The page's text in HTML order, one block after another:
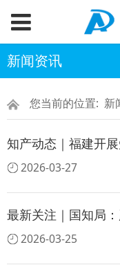
新闻资讯
您当前的位置: 新
2026-03-27
2026-03-25